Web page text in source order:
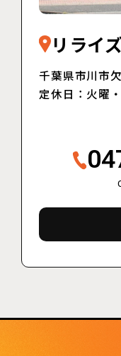
リライ
千葉県市川市
定休日：火曜